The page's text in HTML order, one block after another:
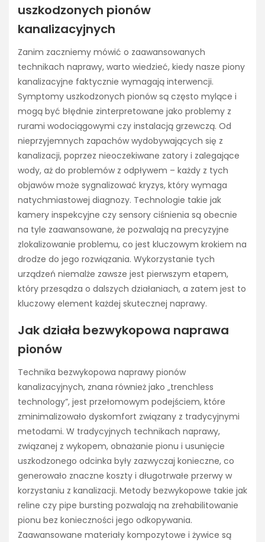
uszkodzonych pionów
kanalizacyjnych
Zanim zaczniemy mówić o zaawansowanych
technikach naprawy, warto wiedzieć, kiedy nasze piony
kanalizacyjne faktycznie wymagają interwencji.
Symptomy uszkodzonych pionów są często mylące i
mogą być błędnie zinterpretowane jako problemy z
rurami wodociągowymi czy instalacją grzewczą. Od
nieprzyjemnych zapachów wydobywających się z
kanalizacji, poprzez nieoczekiwane zatory i zalegające
wody, aż do problemów z odpływem – każdy z tych
objawów może sygnalizować kryzys, który wymaga
natychmiastowej diagnozy. Technologie takie jak
kamery inspekcyjne czy sensory ciśnienia są obecnie
na tyle zaawansowane, że pozwalają na precyzyjne
zlokalizowanie problemu, co jest kluczowym krokiem na
drodze do jego rozwiązania. Wykorzystanie tych
urządzeń niemalże zawsze jest pierwszym etapem,
który przesądza o dalszych działaniach, a zatem jest to
kluczowy element każdej skutecznej naprawy.
Jak działa bezwykopowa naprawa
pionów
Technika bezwykopowa naprawy pionów
kanalizacyjnych, znana również jako „trenchless
technology”, jest przełomowym podejściem, które
zminimalizowało dyskomfort związany z tradycyjnymi
metodami. W tradycyjnych technikach naprawy,
związanej z wykopem, obnażanie pionu i usunięcie
uszkodzonego odcinka były zazwyczaj konieczne, co
generowało znaczne koszty i długotrwałe przerwy w
korzystaniu z kanalizacji. Metody bezwykopowe takie jak
reline czy pipe bursting pozwalają na zrehabilitowanie
pionu bez konieczności jego odkopywania.
Zaawansowane materiały kompozytowe i żywice są